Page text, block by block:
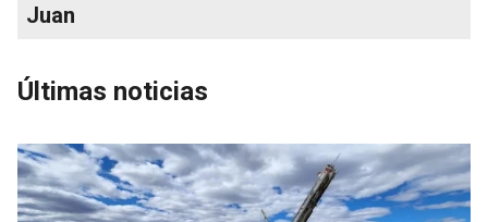
Juan
Últimas noticias